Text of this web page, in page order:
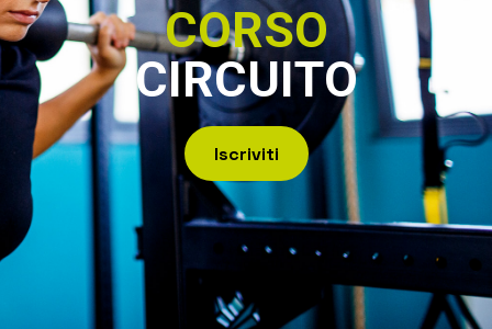
CORSO
CIRCUITO
Iscriviti